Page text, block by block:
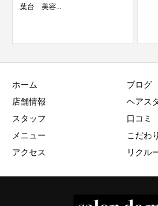
葉台 美容...
ホーム
店舗情報
スタッフ
メニュー
アクセス
ブログ
ヘアス
口コミ
こだわり
リクル